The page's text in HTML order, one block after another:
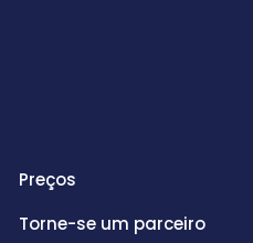
Preços
Torne-se um parceiro